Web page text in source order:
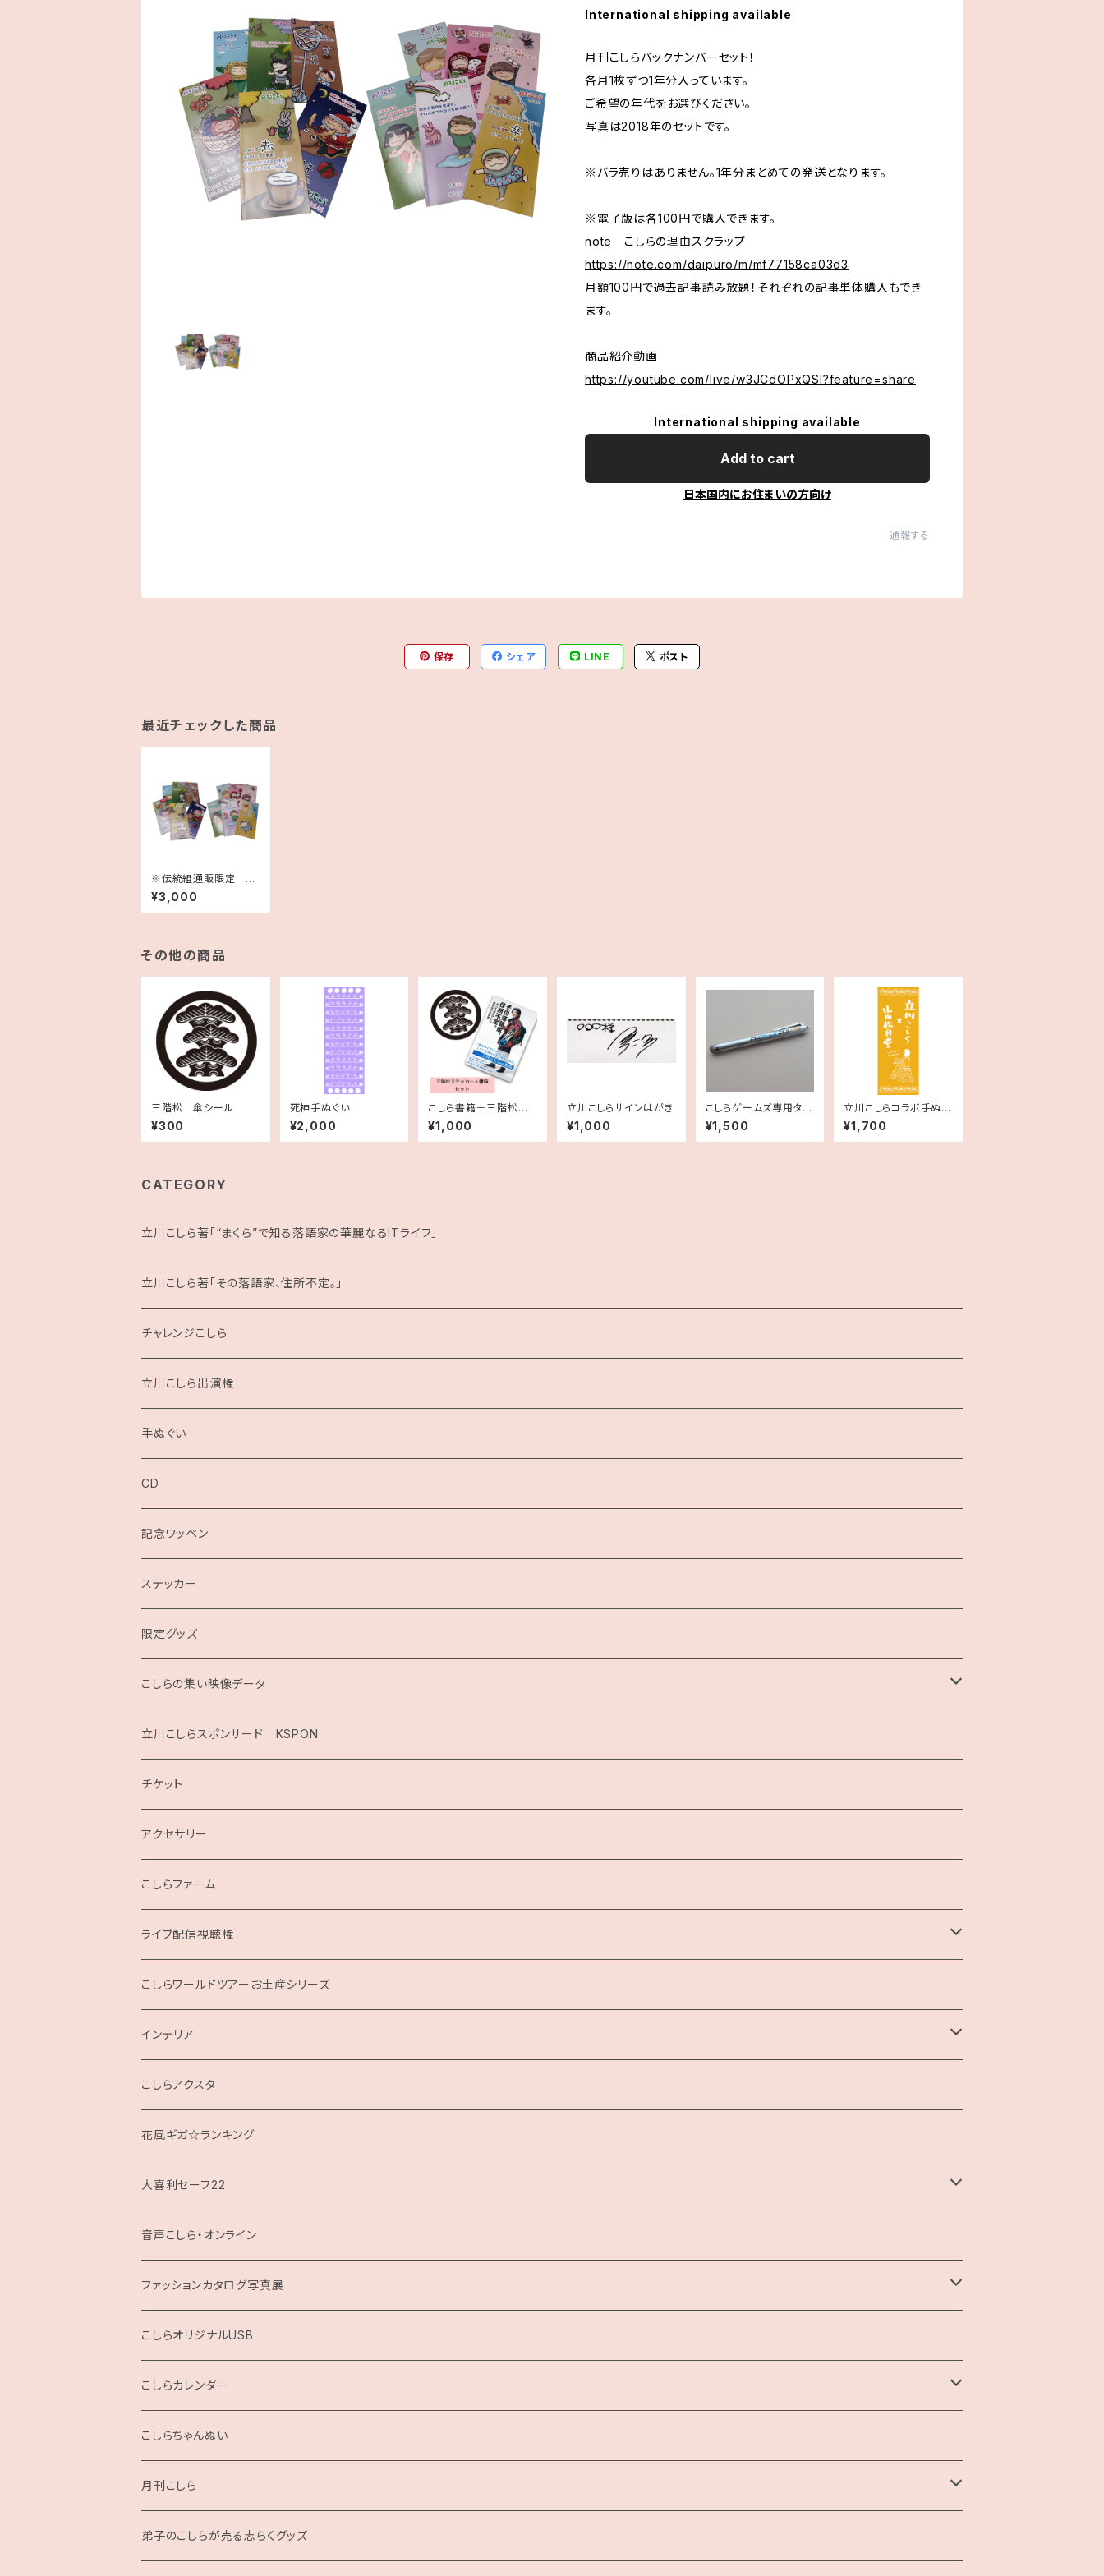
International shipping available
月刊こしらバックナンバーセット！
各月1枚ずつ1年分入っています。
ご希望の年代をお選びください。
写真は2018年のセットです。
※バラ売りはありません。1年分まとめての発送となります。
※電子版は各100円で購入できます。
note こしらの理由スクラップ
https://note.com/daipuro/m/mf77158ca03d3
月額100円で過去記事読み放題！それぞれの記事単体購入もでき
ます。
商品紹介動画
https://youtube.com/live/w3JCdOPxQSI?feature=share
International shipping available
Add to cart
日本国内にお住まいの方向け
通報する
保存 シェア LINE ポスト
最近チェックした商品
※伝統組通販限定 月
刊こしらバックナンバー
セット
¥3,000
その他の商品
三階松 傘シール
¥300
死神手ぬぐい
¥2,000
こしら書籍＋三階松ス
テッカーセット
¥1,000
立川こしらサインはがき
¥1,000
こしらゲームズ専用タッ
チペン
¥1,500
立川こしらコラボ手ぬぐ
い×山田松月堂
¥1,700
CATEGORY
立川こしら著「“まくら”で知る落語家の華麗なるITライフ」
立川こしら著「その落語家、住所不定。」
チャレンジこしら
立川こしら出演権
手ぬぐい
CD
記念ワッペン
ステッカー
限定グッズ
こしらの集い映像データ
2020
2019
こしらガンベッタ
立川こしらスポンサード KSPON
チケット
アクセサリー
こしらファーム
ライブ配信視聴権
こしらの集いweb
こしらワールドツアーお土産シリーズ
インテリア
クッション
こしらアクスタ
花風ギガ☆ランキング
大喜利セーフ22
お題回答Tシャツ
音声こしら・オンライン
ファッションカタログ写真展
展示用A4サイズ
2L版
こしらオリジナルUSB
こしらカレンダー
2025
こしらちゃんぬい
月刊こしら
月刊こしら用ファイル
弟子のこしらが売る志らくグッズ